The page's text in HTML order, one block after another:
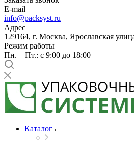
E-mail
info@packsyst.ru
Адрес
129164, г. Москва, Ярославская
Режим работы
Пн. – Пт.: с 9:00 до 18:00
Каталог